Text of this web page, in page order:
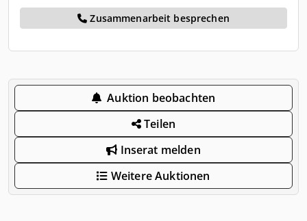
Zusammenarbeit besprechen
Auktion beobachten
Teilen
Inserat melden
Weitere Auktionen